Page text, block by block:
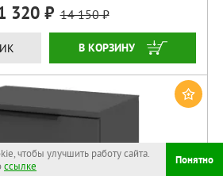
320 14 150
КУПИТЬ
чтобы улучшить работу сайта.
ссылке Понятно